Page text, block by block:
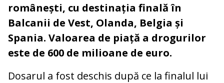
românești, cu destinația finală în
Balcanii de Vest, Olanda, Belgia și
Spania. Valoarea de piață a drogurilor
este de 600 de milioane de euro.
Dosarul a fost deschis după ce la finalul lui